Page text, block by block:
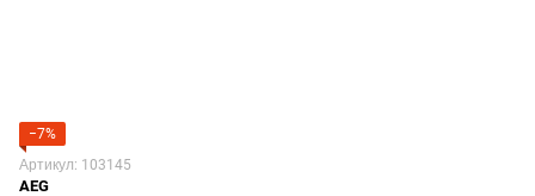
−7%
Артикул: 103145
AEG